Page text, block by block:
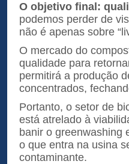
O objetivo final:
podemos perder de
não é apenas sobre
O mercado do
qualidade para
permitirá a produção
concentrados,
Portanto, o setor de
está atrelado à
banir o greenwashing
o que entra na usina
contaminante.